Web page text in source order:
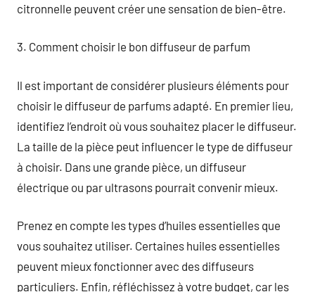
citronnelle peuvent créer une sensation de bien-être.
3. Comment choisir le bon diffuseur de parfum
Il est important de considérer plusieurs éléments pour
choisir le diffuseur de parfums adapté. En premier lieu,
identifiez l’endroit où vous souhaitez placer le diffuseur.
La taille de la pièce peut influencer le type de diffuseur
à choisir. Dans une grande pièce, un diffuseur
électrique ou par ultrasons pourrait convenir mieux.
Prenez en compte les types d’huiles essentielles que
vous souhaitez utiliser. Certaines huiles essentielles
peuvent mieux fonctionner avec des diffuseurs
particuliers. Enfin, réfléchissez à votre budget, car les